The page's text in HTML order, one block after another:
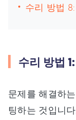
수리 방법
수리 방법
문제를 해결하
팅하는 것입니